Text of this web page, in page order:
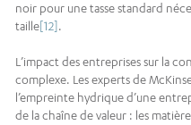
noir pour une tasse standard
taille[12].
L’impact des entreprises sur la
complexe. Les experts de
l’empreinte hydrique d’une
de la chaîne de valeur : les